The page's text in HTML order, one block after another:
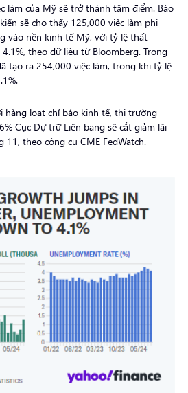
làm của Mỹ sẽ trở thành tâm điểm. Báo
sẽ cho thấy 125,000 việc làm phi
vào nền kinh tế Mỹ, với tỷ lệ thất
theo dữ liệu từ Bloomberg. Trong
tạo ra 254,000 việc làm, trong khi tỷ lệ
hàng loạt chỉ báo kinh tế, thị trường
Cục Dự trữ Liên bang sẽ cắt giảm lãi
theo công cụ CME FedWatch.